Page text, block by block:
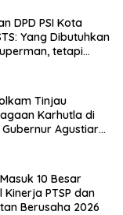
DPD PSI Kota
Yang Dibutuhkan
tetapi
Tinjau
Karhutla di
Agustiar
10 Besar
Kinerja PTSP dan
Berusaha 2026